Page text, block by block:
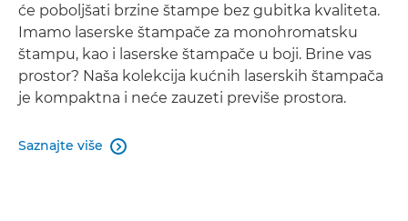
će poboljšati brzine štampe bez gubitka kvaliteta.
Imamo laserske štampače za monohromatsku
štampu, kao i laserske štampače u boji. Brine vas
prostor? Naša kolekcija kućnih laserskih štampača
je kompaktna i neće zauzeti previše prostora.
Saznajte više 